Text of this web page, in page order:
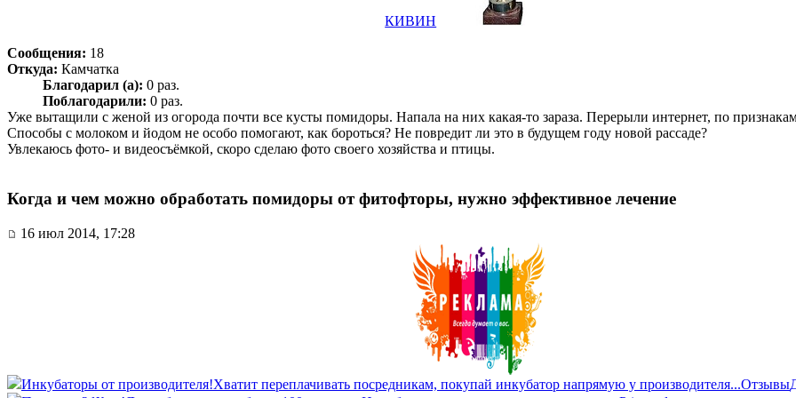
КИВИН
Сообщения: 18
Откуда: Камчатка
Благодарил (а): 0 раз.
Поблагодарили: 0 раз.
Уже вытащили с женой из огорода почти все кусты помидоры. Напала на них какая-то зараза. Перерыли интернет, по
Способы с молоком и йодом не особо помогают, как бороться? Не повредит ли это в будущем году новой рассаде?
Увлекаюсь фото- и видеосъёмкой, скоро сделаю фото своего хозяйства и птицы.
Когда и чем можно обработать помидоры от фитофторы, нужно эффективное лечение
16 июл 2014, 17:28
Инкубаторы от производителя!Хватит переплачивать посредникам, покупай инкубатор напрямую у производителя...Отзывы